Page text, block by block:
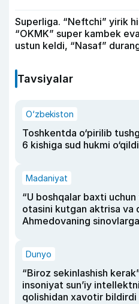
Superliga. “Neftchi” yirik
“OKMK” super kambek
ustun keldi, “Nasaf”
Tavsiyalar
O‘zbekiston
Toshkentda o‘pirilib
6 kishiga sud hukmi o‘qildi
Madaniyat
“U boshqalar baxti uchun
otasini kutgan aktrisa va
Ahmedovaning
Dunyo
“Biroz sekinlashish
insoniyat sun’iy
qolishidan xavotir bildirdi